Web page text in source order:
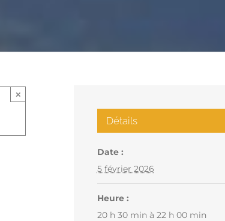
×
Détails
Date :
5 février 2026
Heure :
20 h 30 min à 22 h 00 min